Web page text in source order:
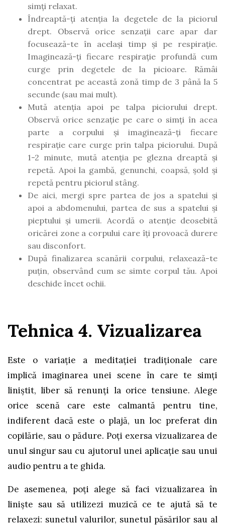
simți relaxat.
Îndreaptă-ți atenția la degetele de la piciorul
drept. Observă orice senzații care apar dar
focusează-te în același timp și pe respirație.
Imaginează-ți fiecare respirație profundă cum
curge prin degetele de la picioare. Rămâi
concentrat pe această zonă timp de 3 până la 5
secunde (sau mai mult).
Mută atenția apoi pe talpa piciorului drept.
Observă orice senzație pe care o simți în acea
parte a corpului și imaginează-ți fiecare
respirație care curge prin talpa piciorului. După
1-2 minute, mută atenția pe glezna dreaptă și
repetă. Apoi la gambă, genunchi, coapsă, șold și
repetă pentru piciorul stâng.
De aici, mergi spre partea de jos a spatelui și
apoi a abdomenului, partea de sus a spatelui și
pieptului și umerii. Acordă o atenție deosebită
oricărei zone a corpului care îți provoacă durere
sau disconfort.
După finalizarea scanării corpului, relaxează-te
puțin, observând cum se simte corpul tău. Apoi
deschide încet ochii.
Tehnica 4. Vizualizarea
Este o variație a meditației tradiționale care
implică imaginarea unei scene în care te simți
liniștit, liber să renunți la orice tensiune. Alege
orice scenă care este calmantă pentru tine,
indiferent dacă este o plajă, un loc preferat din
copilărie, sau o pădure. Poți exersa vizualizarea de
unul singur sau cu ajutorul unei aplicație sau unui
audio pentru a te ghida.
De asemenea, poți alege să faci vizualizarea în
liniște sau să utilizezi muzică ce te ajută să te
relaxezi: sunetul valurilor, sunetul păsărilor sau al